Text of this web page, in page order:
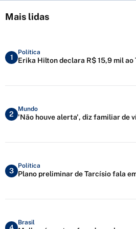
Mais lidas
1
Política
Erika Hilton declara R$ 15,9 mil ao
2
Mundo
'Não houve alerta', diz familiar de
3
Política
Plano preliminar de Tarcísio fala
Brasil